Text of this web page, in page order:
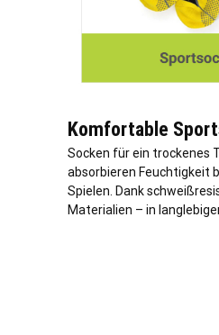
Komfortable
Socken für ein trockenes
absorbieren Feuchtigkeit
Spielen. Dank
Materialien – in